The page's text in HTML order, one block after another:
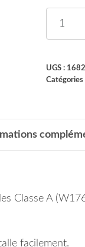
UGS :
Catégories
Classe A
facilement.